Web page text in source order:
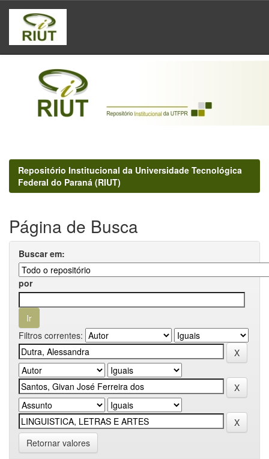
Skip
navigation
Repositório Institucional da Universidade Tecnológica
Federal do Paraná (RIUT)
Página de Busca
Buscar em:
por
Filtros correntes:
Retornar valores